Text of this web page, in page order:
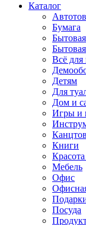
Каталог
Бумага
Всё для
Детям
Для
Дом и
Игры и
Книги
Мебель
Офис
Посуда